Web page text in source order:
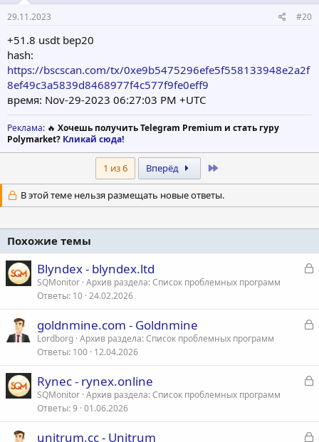
29.11.2023 #20
+51.8 usdt bep20
hash:
https://bscscan.com/tx/0xe9b5475296efe5f558133948e2a2f
8ef49c3a5839d8468977f4c577f9fe0eff9
время: Nov-29-2023 06:27:03 PM +UTC
Реклама: 🔥 Хочешь получить Telegram Premium и стать гуру
Polymarket? Кликай сюда!
1 из 6 Вперёд
В этой теме нельзя размещать новые ответы.
Похожие темы
З
Blyndex - blyndex.ltd
SQMonitor Архив раздела: Список проблемных программ
Ответы 10 24.02.2026
З
goldnmine.com - Goldnmine
Lordborg Архив раздела: Список проблемных программ
Ответы 100 12.04.2026
З
Rynec - rynex.online
SQMonitor Архив раздела: Список проблемных программ
Ответы 9 01.06.2026
З
unitrum.cc - Unitrum